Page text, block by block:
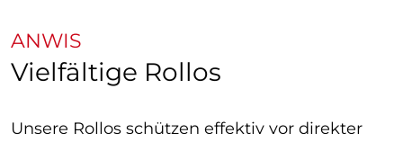
ANWIS
Vielfältige Rollos
Unsere Rollos schützen effektiv vor direkter